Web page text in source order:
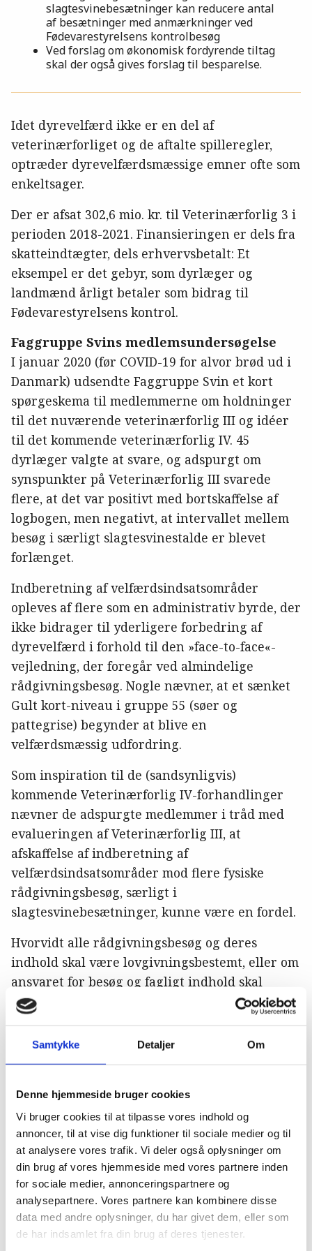
Samtykke Detaljer Om
Denne hjemmeside bruger cookies
Vi bruger cookies til at tilpasse vores indhold og
annoncer, til at vise dig funktioner til sociale medier og til
at analysere vores trafik. Vi deler også oplysninger om
din brug af vores hjemmeside med vores partnere inden
for sociale medier, annonceringspartnere og
analysepartnere. Vores partnere kan kombinere disse
data med andre oplysninger, du har givet dem, eller som
de har indsamlet fra din brug af deres tjenester.
slagtesvinebesætninger kan reducere antal
af besætninger med anmærkninger ved
Fødevarestyrelsens kontrolbesøg
Ved forslag om økonomisk fordyrende tiltag
skal der også gives forslag til besparelse.
Idet dyrevelfærd ikke er en del af
veterinærforliget og de aftalte spilleregler,
optræder dyrevelfærdsmæssige emner ofte som
enkeltsager.
Der er afsat 302,6 mio. kr. til Veterinærforlig 3 i
perioden 2018-2021. Finansieringen er dels fra
skatteindtægter, dels erhvervsbetalt: Et
eksempel er det gebyr, som dyrlæger og
landmænd årligt betaler som bidrag til
Fødevarestyrelsens kontrol.
Faggruppe Svins medlemsundersøgelse
I januar 2020 (før COVID-19 for alvor brød ud i
Danmark) udsendte Faggruppe Svin et kort
spørgeskema til medlemmerne om holdninger
til det nuværende veterinærforlig III og idéer
til det kommende veterinærforlig IV. 45
dyrlæger valgte at svare, og adspurgt om
synspunkter på Veterinærforlig III svarede
flere, at det var positivt med bortskaffelse af
logbogen, men negativt, at intervallet mellem
besøg i særligt slagtesvinestalde er blevet
forlænget.
Indberetning af velfærdsindsatsområder
opleves af flere som en administrativ byrde, der
ikke bidrager til yderligere forbedring af
dyrevelfærd i forhold til den »face-to-face«-
vejledning, der foregår ved almindelige
rådgivningsbesøg. Nogle nævner, at et sænket
Gult kort-niveau i gruppe 55 (søer og
pattegrise) begynder at blive en
velfærdsmæssig udfordring.
Som inspiration til de (sandsynligvis)
kommende Veterinærforlig IV-forhandlinger
nævner de adspurgte medlemmer i tråd med
evalueringen af Veterinærforlig III, at
afskaffelse af indberetning af
velfærdsindsatsområder mod flere fysiske
rådgivningsbesøg, særligt i
slagtesvinebesætninger, kunne være en fordel.
Hvorvidt alle rådgivningsbesøg og deres
indhold skal være lovgivningsbestemt, eller om
ansvaret for besøg og fagligt indhold skal
lægges mere over til dyrlæge og landmand, er